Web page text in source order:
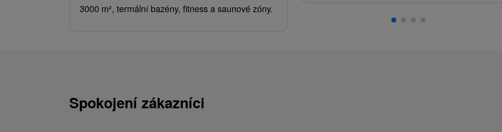
3000 m², termální bazény, fitness a saunové zóny.
Spokojení zákazníci